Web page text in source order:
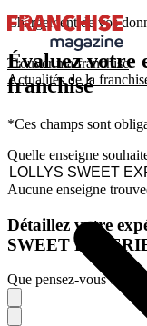
Trouver ma franchise
Actualités de la
Chargement de vos
Évaluez votre
franchisé
*Ces champs sont
Quelle enseigne
Aucune enseigne
Détaillez votre
SWEET
Que pensez-vous de